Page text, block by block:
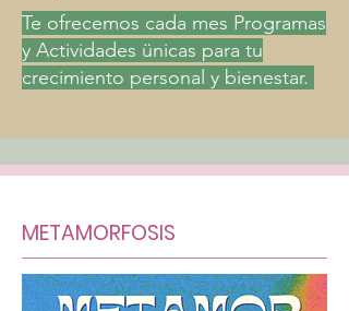
Te ofrecemos cada mes Programas
y Actividades ünicas para tu
crecimiento personal y bienestar.
METAMORFOSIS